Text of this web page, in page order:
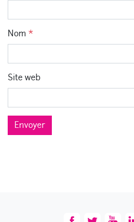
Nom *
Site web
Envoyer